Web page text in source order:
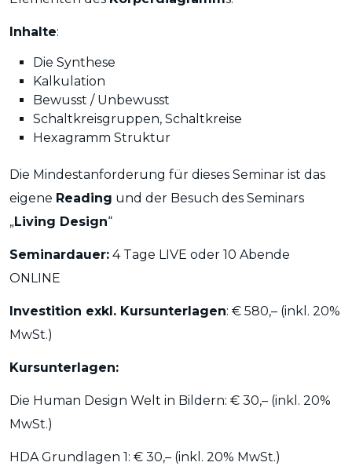
Inhalte:
Die Synthese
Kalkulation
Bewusst / Unbewusst
Schaltkreisgruppen, Schaltkreise
Hexagramm Struktur
Die Mindestanforderung für dieses Seminar ist das
eigene Reading und der Besuch des Seminars
„Living Design“
Seminardauer: 4 Tage LIVE oder 10 Abende
ONLINE
Investition exkl. Kursunterlagen: € 580,– (inkl. 20%
MwSt.)
Kursunterlagen:
Die Human Design Welt in Bildern: € 30,– (inkl. 20%
MwSt.)
HDA Grundlagen 1: € 30,– (inkl. 20% MwSt.)